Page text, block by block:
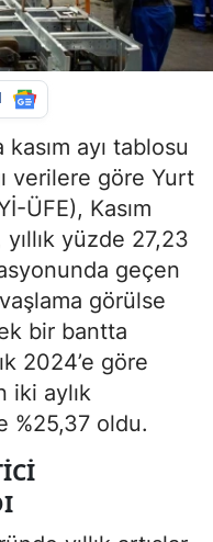
ayı tablosu
verilere göre Yurt
ÜFE), Kasım
yüzde 27,23
geçen
görülse
bir bantta
2024’e göre
iki aylık
%25,37 oldu.